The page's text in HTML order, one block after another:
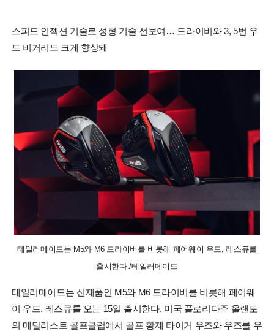
스피드 인젝션 기술로 성형 기술 선보여… 드라이버와 3, 5번 우
드 비거리도 크게 향상돼
테일러메이드는 M5와 M6 드라이버를 비롯해 페어웨이 우드, 레스큐를
출시한다./테일러메이드
테일러메이드는 신제품인 M5와 M6 드라이버를 비롯해 페어웨
이 우드, 레스큐를 오는 15일 출시한다. 미국 플로리다주 올랜도
의 메달리스트 골프클럽에서 골프 황제 타이거 우즈와 우즈를 우